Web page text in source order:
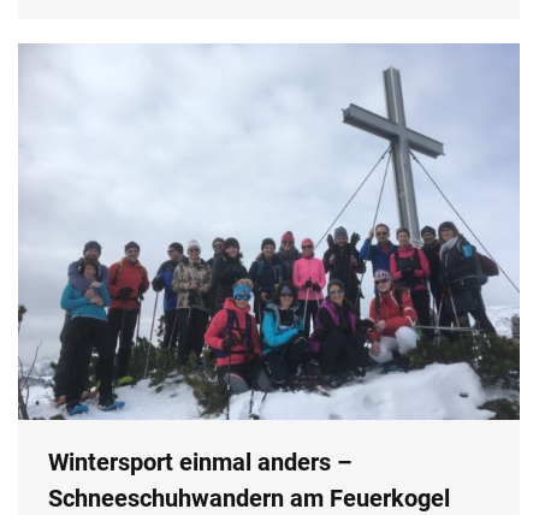
Wintersport einmal anders –
Schneeschuhwandern am Feuerkogel